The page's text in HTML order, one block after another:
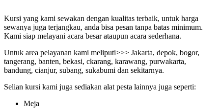
Kursi yang kami sewakan dengan kualitas terbaik, untuk harga
sewanya juga terjangkau, anda bisa pesan tanpa batas minimum.
Kami siap melayani acara besar ataupun acara sederhana.
Untuk area pelayanan kami meliputi>>> Jakarta, depok, bogor,
tangerang, banten, bekasi, ckarang, karawang, purwakarta,
bandung, cianjur, subang, sukabumi dan sekitarnya.
Selian kursi kami juga sediakan alat pesta lainnya juga seperti:
Meja